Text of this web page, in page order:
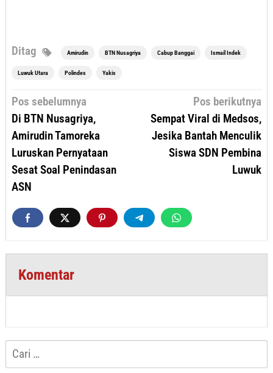
Ditag Amirudin BTN Nusagriya Cabup Banggai Ismail Indek
Luwuk Utara Polindes Yakis
Navigasi
Pos sebelumnya
Di BTN Nusagriya,
Amirudin Tamoreka
Luruskan Pernyataan
Sesat Soal Penindasan
ASN
Pos berikutnya
Sempat Viral di Medsos,
Jesika Bantah Menculik
Siswa SDN Pembina
Luwuk
Komentar
Cari
untuk: